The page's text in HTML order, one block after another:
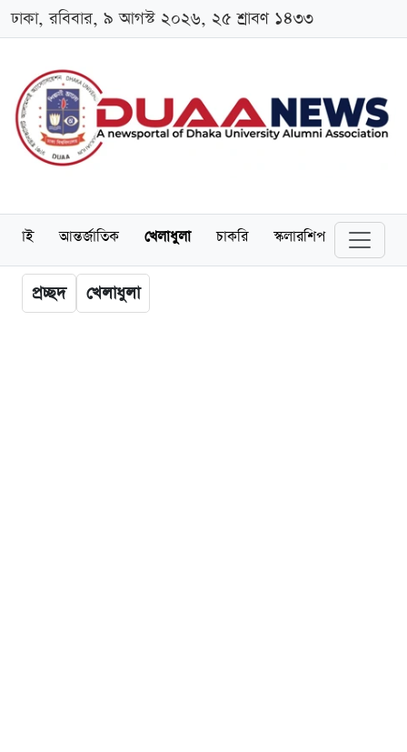
ঢাকা, রবিবার, ৯ আগস্ট ২০২৬, ২৫ শ্রাবণ ১৪৩৩
আন্তর্জাতিক খেলাধুলা চাকরি স্কলারশিপ বিনোদন
প্রচ্ছদ খেলাধুলা